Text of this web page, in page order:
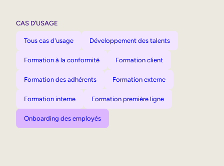
CAS D’USAGE
Tous cas d'usage Développement des talents
Formation à la conformité Formation client
Formation des adhérents Formation externe
Formation interne Formation première ligne
Onboarding des employés